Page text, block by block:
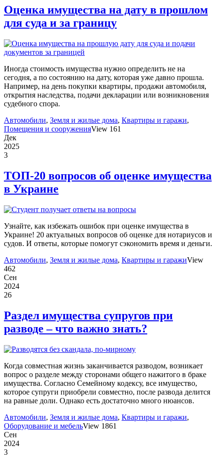
Оценка имущества на дату в прошлом
для суда и за границу
Иногда стоимость имущества нужно определить не на
сегодня, а по состоянию на дату, которая уже давно прошла.
Например, на день покупки квартиры, продажи автомобиля,
открытия наследства, подачи декларации или возникновения
судебного спора.
Автомобили, Земля и жилые дома, Квартиры и гаражи,
Помещения и сооруженияView 161
Дек
2025
3
ТОП-20 вопросов об оценке имущества
в Украине
Узнайте, как избежать ошибок при оценке имущества в
Украине! 20 актуальных вопросов об оценке для нотариусов и
судов. И ответы, которые помогут сэкономить время и деньги.
Автомобили, Земля и жилые дома, Квартиры и гаражиView
462
Сен
2024
26
Раздел имущества супругов при
разводе – что важно знать?
Когда совместная жизнь заканчивается разводом, возникает
вопрос о разделе между сторонами общего нажитого в браке
имущества. Согласно Семейному кодексу, все имущество,
которое супруги приобрели совместно, после развода делится
на равные доли. Однако есть достаточно много нюансов.
Автомобили, Земля и жилые дома, Квартиры и гаражи,
Оборудование и мебельView 1861
Сен
2024
3